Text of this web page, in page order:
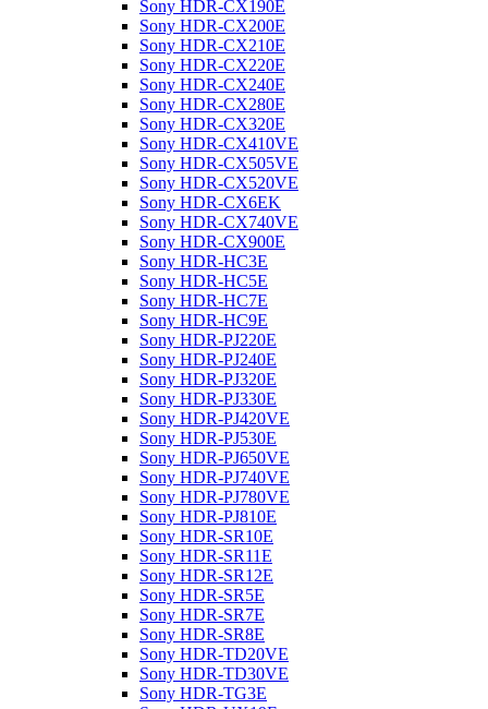
Sony HDR-CX190E
Sony HDR-CX200E
Sony HDR-CX210E
Sony HDR-CX220E
Sony HDR-CX240E
Sony HDR-CX280E
Sony HDR-CX320E
Sony HDR-CX410VE
Sony HDR-CX505VE
Sony HDR-CX520VE
Sony HDR-CX6EK
Sony HDR-CX740VE
Sony HDR-CX900E
Sony HDR-HC3E
Sony HDR-HC5E
Sony HDR-HC7E
Sony HDR-HC9E
Sony HDR-PJ220E
Sony HDR-PJ240E
Sony HDR-PJ320E
Sony HDR-PJ330E
Sony HDR-PJ420VE
Sony HDR-PJ530E
Sony HDR-PJ650VE
Sony HDR-PJ740VE
Sony HDR-PJ780VE
Sony HDR-PJ810E
Sony HDR-SR10E
Sony HDR-SR11E
Sony HDR-SR12E
Sony HDR-SR5E
Sony HDR-SR7E
Sony HDR-SR8E
Sony HDR-TD20VE
Sony HDR-TD30VE
Sony HDR-TG3E